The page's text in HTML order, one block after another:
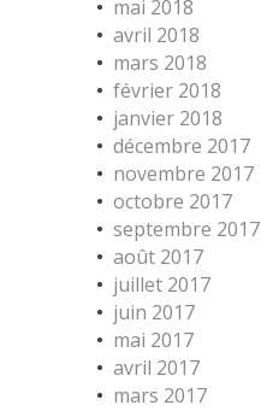
mai 2018
avril 2018
mars 2018
février 2018
janvier 2018
décembre 2017
novembre 2017
octobre 2017
septembre 2017
août 2017
juillet 2017
juin 2017
mai 2017
avril 2017
mars 2017